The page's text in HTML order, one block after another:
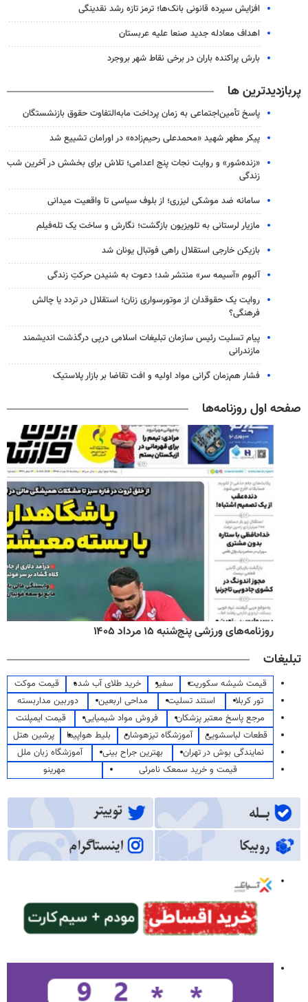
افزایش سپرده قانونی بانک‌ها؛ ترمز تازه رشد نقدینگی
اهداف معادله جدید صنعا علیه عربستان
بارش پراکنده باران در برخی نقاط شهر بروجرد
پربازدیدترین ها
پاسخ تأمین‌اجتماعی به زمان پرداخت مابه‌التفاوت حقوق بازنشستگان
پیکر مطهر شهید «محمدعلی رحیم‌زاده» در اورامان تشییع شد
«زنده‌شور» و روایت نجات پنج اعدامی؛ تلاش برای بخشش در آخرین شب
زندگی
سامانه ضد موشکی لیزری؛ از بلوف سیاسی تا واقعیت میدانی
مازیار لرستانی به تلویزیون بازگشت؛ نگارش و ساخت یک تله‌فیلم
بازیکن خارجی استقلال راهی فوتبال یونان شد
آلبوم «آسیمه سر» منتشر شد؛ دعوت به شنیدن حرکتِ زندگی
روایت یک حقوقدان از موتورسواری زنان؛ استقلال در تردد یا چالش
فرهنگی؟
پیام تسلیت رئیس سازمان تبلیغات اسلامی درپی درگذشت اندیشمند
مازندرانی
فشار هم‌زمان گرانی مواد اولیه و افت تقاضا بر بازار پلاستیک
صفحه اول روزنامه‌ها
روزنامه‌های ورزشی پنج‌شنبه ۱۵ مرداد ۱۴۰۵
تبلیغات
قیمت شیشه سکوریت سفیر خرید طلای آب شده
قیمت موکت
تور کربلا
استند تسلیت مداحی اربعین
دوربین مداربسته
مرجع پاسخ معتبر پزشکان
فروش مواد شیمیایی
قیمت ایمپلنت
قطعات لباسشویی
آموزشگاه تیزهوشان بلیط هواپیما
پرشین هتل
نمایندگی بوش در تهران
بهترین جراح بینی
آموزشگاه زبان ملل
قیمت و خرید سمعک نامرئی
مهرینو